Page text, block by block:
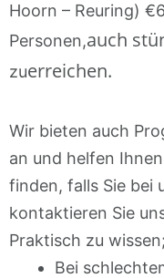
Hoorn – Reuring)
Personen,auch
zuerreichen.
Wir bieten auch
an und helfen
finden, falls Sie bei
kontaktieren Sie
Praktisch zu wissen;
Bei